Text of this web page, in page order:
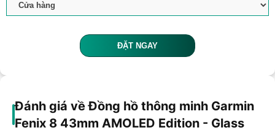
ĐẶT NGAY
Đánh giá về Đồng hồ thông minh Garmin
Fenix 8 43mm AMOLED Edition - Glass